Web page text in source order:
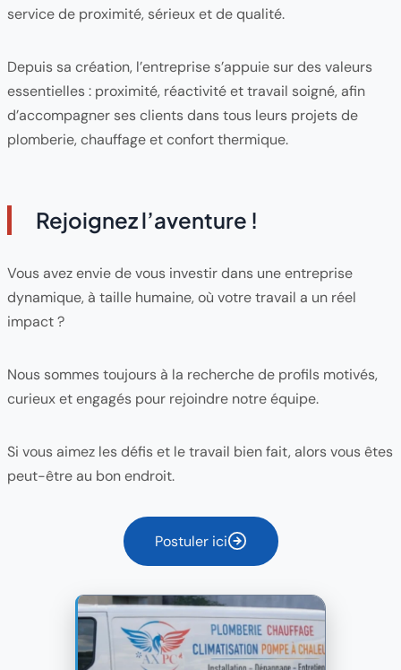
service de proximité, sérieux et de qualité.
Depuis sa création, l’entreprise s’appuie sur des valeurs
essentielles : proximité, réactivité et travail soigné, afin
d’accompagner ses clients dans tous leurs projets de
plomberie, chauffage et confort thermique.
Rejoignez l’aventure !
Vous avez envie de vous investir dans une entreprise
dynamique, à taille humaine, où votre travail a un réel
impact ?
Nous sommes toujours à la recherche de profils motivés,
curieux et engagés pour rejoindre notre équipe.
Si vous aimez les défis et le travail bien fait, alors vous êtes
peut-être au bon endroit.
Postuler ici